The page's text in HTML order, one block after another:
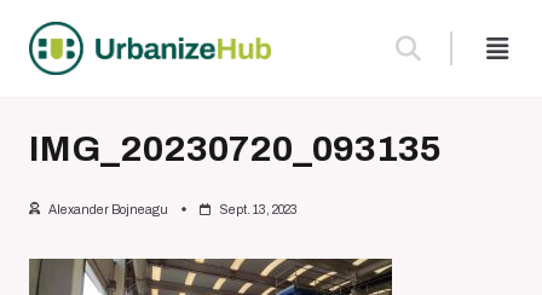
content
IMG_20230720_093135
Alexander Bojneagu Sept. 13, 2023